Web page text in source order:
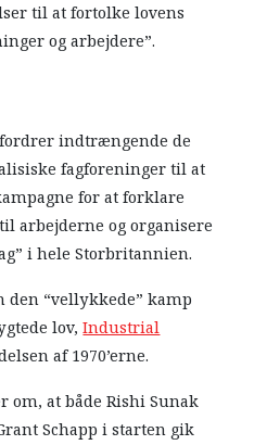
til at fortolke lovens
og arbejdere”.
indtrængende de
fagforeninger til at
for at forklare
arbejderne og organisere
i hele Storbritannien.
“vellykkede” kamp
lov,Industrial
af ​​1970’erne.
om, at både Rishi Sunak
Schapp i starten gik